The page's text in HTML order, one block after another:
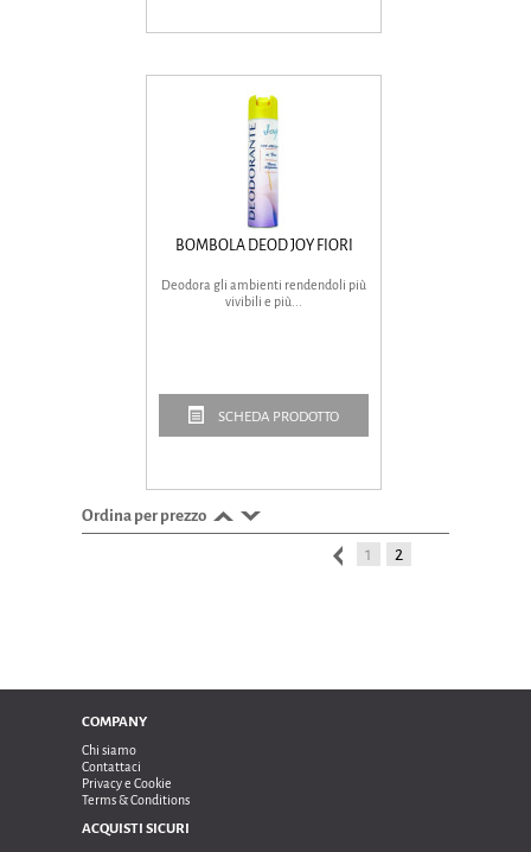
BOMBOLA DEOD JOY FIORI
Deodora gli ambienti rendendoli più
vivibili e più...
SCHEDA PRODOTTO
1 2
Ordina per prezzo
COMPANY
Chi siamo
Contattaci
Privacy e Cookie
Terms & Conditions
ACQUISTI SICURI